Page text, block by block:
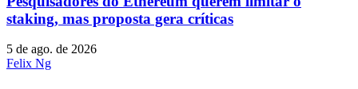
staking, mas proposta gera críticas
5 de ago. de 2026
Felix Ng